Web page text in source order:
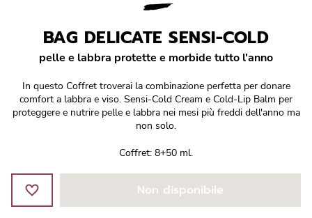
Réponse Délicate
Réponse Cosmake-up
Réponse Fondamentale
Réponse Body
BAG DELICATE SENSI-COLD
pelle e labbra protette e morbide tutto l'anno
In questo Coffret troverai la combinazione perfetta per donare
comfort a labbra e viso. Sensi-Cold Cream e Cold-Lip Balm per
proteggere e nutrire pelle e labbra nei mesi più freddi dell'anno ma
non solo.
Coffret: 8+50 ml.
Non disponibile